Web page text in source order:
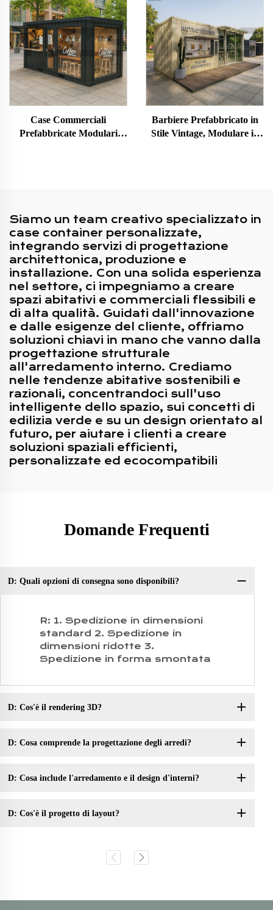
Spaziale Prefabbricati per
Turismo Culturale
Case Commerciali
Prefabbricate Modulari
Barbiere Prefabbricato in
Stile Vintage, Modulare in
Siamo un team creativo specializzato in
case container personalizzate,
integrando servizi di progettazione
architettonica, produzione e
installazione. Con una solida esperienza
nel settore, ci impegniamo a creare
spazi abitativi e commerciali flessibili e
di alta qualità. Guidati dall'innovazione
e dalle esigenze del cliente, offriamo
soluzioni chiavi in mano che vanno dalla
progettazione strutturale
all'arredamento interno. Crediamo
nelle tendenze abitative sostenibili e
razionali, concentrandoci sull'uso
intelligente dello spazio, sui concetti di
edilizia verde e su un design orientato al
futuro, per aiutare i clienti a creare
soluzioni spaziali efficienti,
personalizzate ed ecocompatibili
Domande Frequenti
D: Quali opzioni di consegna sono disponibili?
R: 1. Spedizione in dimensioni
standard 2. Spedizione in
dimensioni ridotte 3.
Spedizione in forma smontata
D: Cos'è il rendering 3D?
D: Cosa comprende la progettazione degli arredi?
D: Cosa include l'arredamento e il design d'interni?
D: Cos'è il progetto di layout?